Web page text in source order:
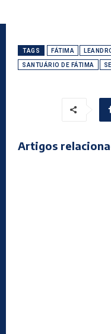
TAGS FÁTIMA
SANTUÁRIO DE FÁTIMA
Artigos